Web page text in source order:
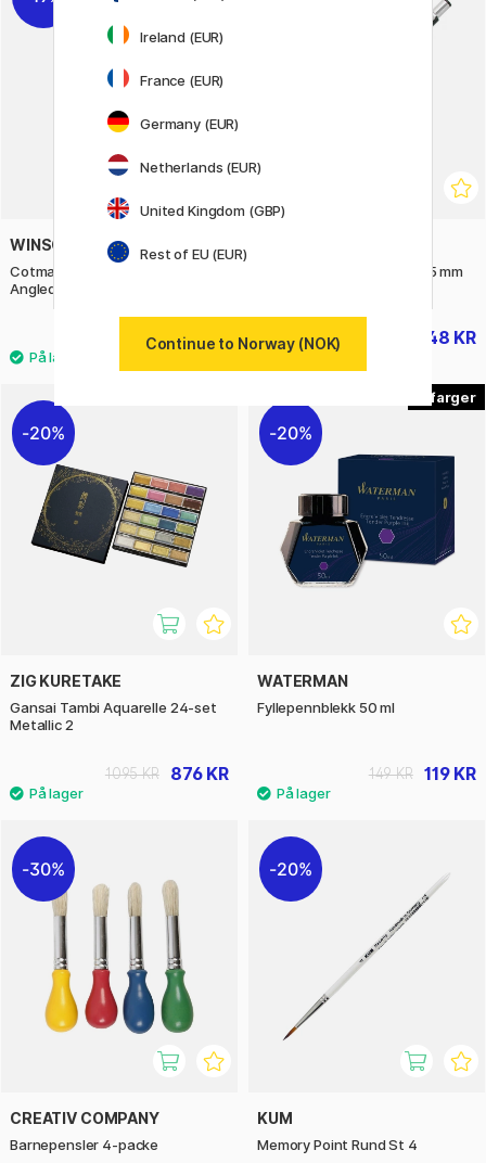
WINSOR & NEWTON
Cotman Pensel - Series 667
Angled 1/4
79 KR
98 KR
M-301 Mekanisk Blyant 0.5 mm
48 KR
20%
ZIG KURETAKE
Gansai Tambi Aquarelle 24-set
Metallic 2
876 KR
1095 KR
20%
WATERMAN
Fyllepennblekk 50 ml
119 KR
149 KR
30%
CREATIV COMPANY
Barnepensler 4-packe
20%
KUM
Memory Point Rund St 4
Ireland (EUR)
France (EUR)
Germany (EUR)
Netherlands (EUR)
United Kingdom (GBP)
Rest of EU (EUR)
Continue to Norway (NOK)